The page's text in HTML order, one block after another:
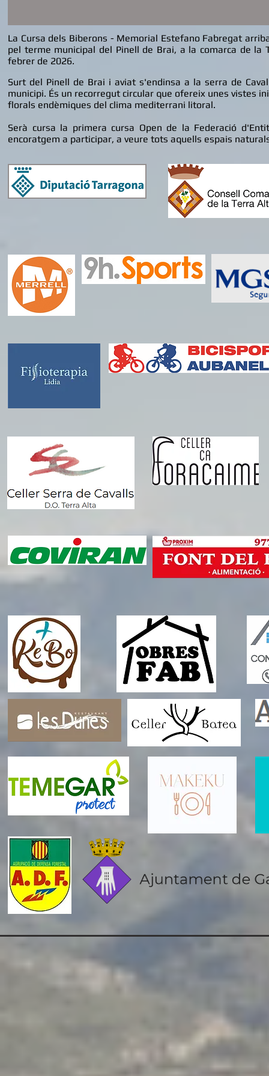
La Cursa dels Biberons - Memorial Estefano Fabregat
pel terme municipal del Pinell de Brai, a la comarca de
febrer de 2026.
Surt del Pinell de Brai i aviat s'endinsa a la serra de
municipi. És un recorregut circular que ofereix unes vistes
florals endèmiques del clima mediterrani litoral.
Serà cursa la primera cursa Open de la Federació
encoratgem a participar, a veure tots aquells espais